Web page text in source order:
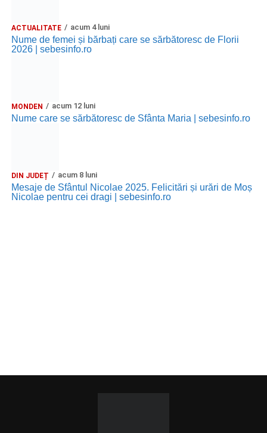
ACTUALITATE acum 4 luni
Nume de femei și bărbați care se sărbătoresc de Florii
2026 | sebesinfo.ro
MONDEN acum 12 luni
Nume care se sărbătoresc de Sfânta Maria | sebesinfo.ro
DIN JUDEȚ acum 8 luni
Mesaje de Sfântul Nicolae 2025. Felicitări și urări de Moș
Nicolae pentru cei dragi | sebesinfo.ro